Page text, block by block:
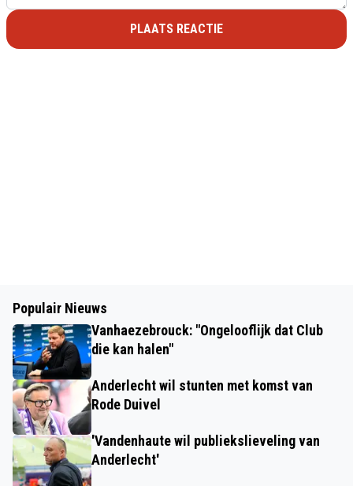
PLAATS REACTIE
Populair Nieuws
Vanhaezebrouck: "Ongelooflijk dat Club
die kan halen"
Anderlecht wil stunten met komst van
Rode Duivel
'Vandenhaute wil publiekslieveling van
Anderlecht'